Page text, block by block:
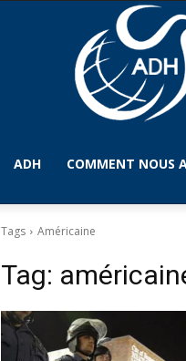
ADH COMMENT NOUS
Tags Américaine
Tag: